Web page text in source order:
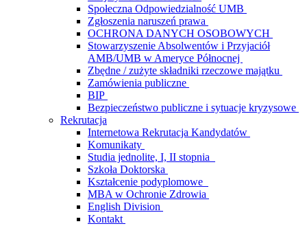
Społeczna Odpowiedzialność UMB
Zgłoszenia naruszeń prawa
OCHRONA DANYCH OSOBOWYCH
Stowarzyszenie Absolwentów i Przyjaciół
AMB/UMB w Ameryce Północnej
Zbędne / zużyte składniki rzeczowe majątku
Zamówienia publiczne
BIP
Bezpieczeństwo publiczne i sytuacje kryzysowe
Rekrutacja
Internetowa Rekrutacja Kandydatów
Komunikaty
Studia jednolite, I, II stopnia
Szkoła Doktorska
Kształcenie podyplomowe
MBA w Ochronie Zdrowia
English Division
Kontakt